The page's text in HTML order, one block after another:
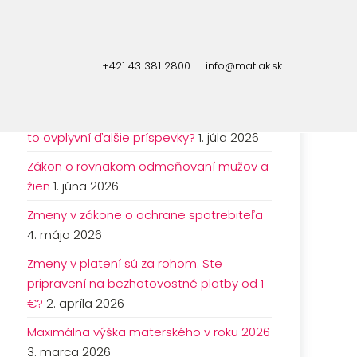
+421 43 381 2800 info@matlak.sk
to ovplyvní ďalšie príspevky? 1. júla 2026
Zákon o rovnakom odmeňovaní mužov a
žien 1. júna 2026
Zmeny v zákone o ochrane spotrebiteľa
4. mája 2026
Zmeny v platení sú za rohom. Ste
pripravení na bezhotovostné platby od 1
€? 2. apríla 2026
Maximálna výška materského v roku 2026
3. marca 2026